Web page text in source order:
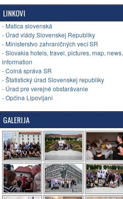
LINKOVI
- Matica slovenská
- Úrad vlády Slovenskej Republiky
- Ministerstvo zahraničných vecí SR
- Slovakia hotels, travel, pictures, map, news,
information
- Colná správa SR
- Štatistický úrad Slovenskej republiky
- Úrad pre verejné obstarávanie
- Općina Lipovljani
GALERIJA